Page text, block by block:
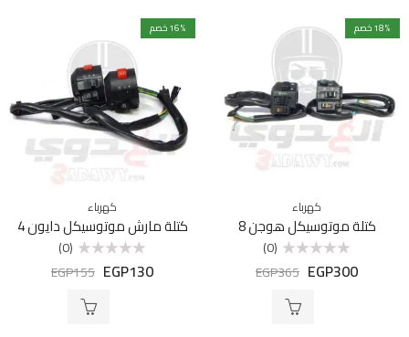
18% خصم
كهرباء
كتلة موتوسيكل هوجن 8
التقييم
(0)
EGP300
EGP365
16% خصم
كهرباء
كتلة مارش موتوسيكل دايون 4
التقييم
(0)
EGP130
EGP155